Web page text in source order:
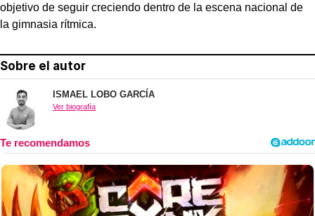
objetivo de seguir creciendo dentro de la escena nacional de
la gimnasia rítmica.
Sobre el autor
ISMAEL LOBO GARCÍA
Ver biografía